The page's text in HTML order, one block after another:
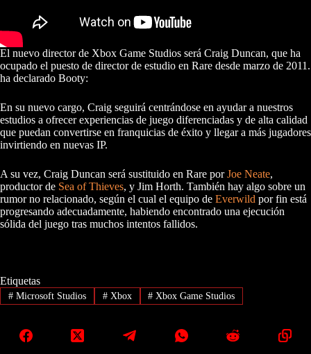
El nuevo director de Xbox Game Studios será Craig Duncan, que ha
ocupado el puesto de director de estudio en Rare desde marzo de 2011.
ha declarado Booty:
En su nuevo cargo, Craig seguirá centrándose en ayudar a nuestros
estudios a ofrecer experiencias de juego diferenciadas y de alta calidad
que puedan convertirse en franquicias de éxito y llegar a más jugadores
invirtiendo en nuevas IP.
A su vez, Craig Duncan será sustituido en Rare porJoe Neate,
productor de Sea of Thieves, y Jim Horth. También hay algo sobre un
rumor no relacionado, según el cual el equipo de Everwild por fin está
progresando adecuadamente, habiendo encontrado una ejecución
sólida del juego tras muchos intentos fallidos.
Etiquetas
#Microsoft Studios #Xbox # Xbox Game Studios